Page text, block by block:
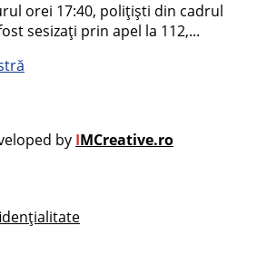
orei 17:40, polițiști din cadrul
sesizați prin apel la 112,...
by IMCreative.ro